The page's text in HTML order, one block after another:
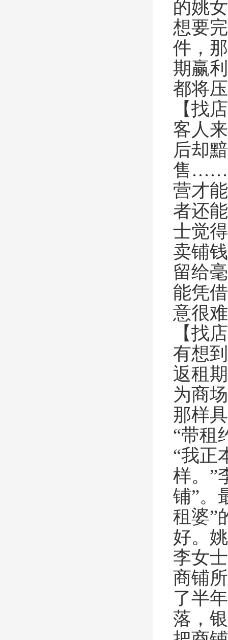
的姚
想要
件，
期赢
都将
【找
客人
后却
售……
营才
者还
士觉
卖铺
留给
能凭
意很
【找
有想
返租
为商
那样
“带租
“我正
样。”
铺”。
租婆”
好。
李女
商铺
了半
落，